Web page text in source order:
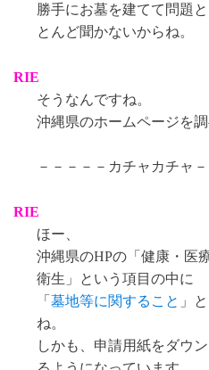
勝手にお墓を建てて問題
とんど聞かないからね。
RIE
そうなんですね。
沖縄県のホームページを調
－－－－－カチャカチャ
RIE
ほー、
沖縄県のHPの「健康・医
衛生」という項目の中に
「 墓地等に関すること 」
ね。
しかも、申請用紙をダウ